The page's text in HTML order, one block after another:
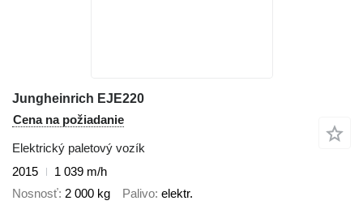
Jungheinrich EJE220
Cena na požiadanie
Elektrický paletový vozík
2015
1 039 m/h
Nosnosť 2 000 kg Palivo elektr.